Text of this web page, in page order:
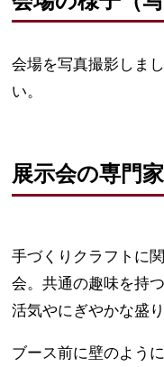
会場を写真撮影しま
い。
展示会の専門
手づくりクラフトに
会。共通の趣味を持
活気やにぎやかな盛
ブース前に壁のよう